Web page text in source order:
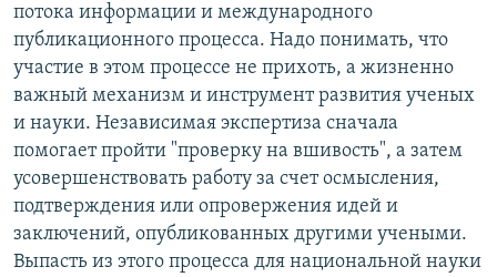
потока информации и международного
публикационного процесса. Надо понимать, что
участие в этом процессе не прихоть, а жизненно
важный механизм и инструмент развития ученых
и науки. Независимая экспертиза сначала
помогает пройти "проверку на вшивость", а затем
усовершенствовать работу за счет осмысления,
подтверждения или опровержения идей и
заключений, опубликованных другими учеными.
Выпасть из этого процесса для национальной науки